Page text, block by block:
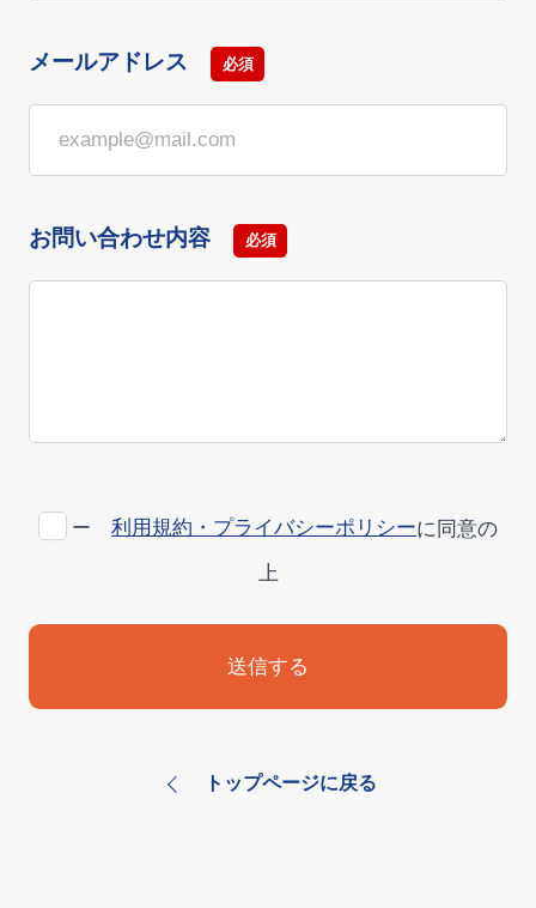
メールアドレス 必須
お問い合わせ内容 必須
ー 利用規約・プライバシーポリシーに同意の
上
トップページに戻る